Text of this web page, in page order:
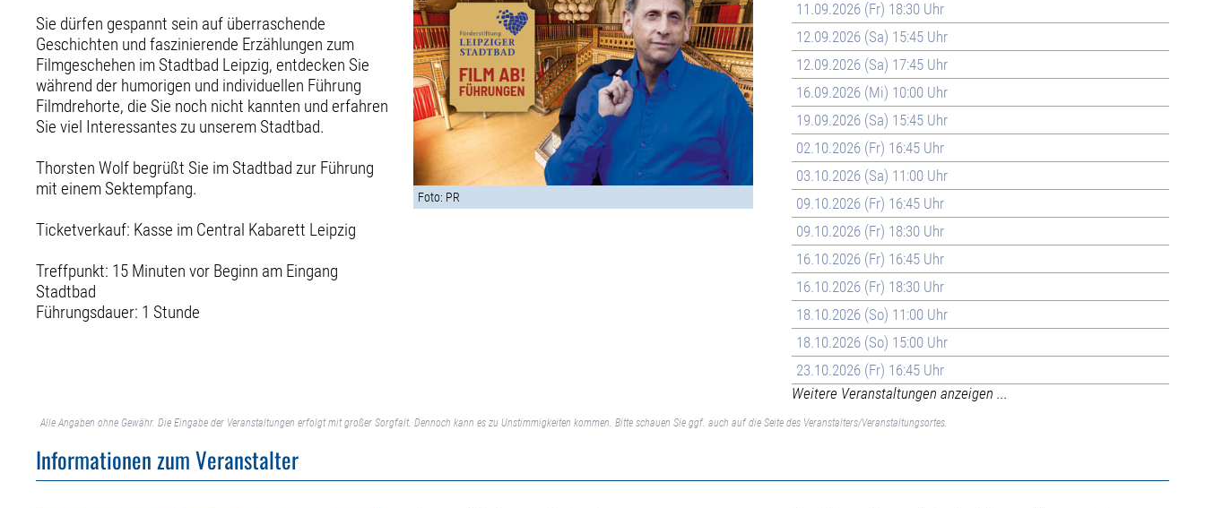
Sie dürfen gespannt sein auf überraschende
Geschichten und faszinierende Erzählungen zum
Filmgeschehen im Stadtbad Leipzig, entdecken Sie
während der humorigen und individuellen Führung
Filmdrehorte, die Sie noch nicht kannten und erfahren
Sie viel Interessantes zu unserem Stadtbad.
Thorsten Wolf begrüßt Sie im Stadtbad zur Führung
mit einem Sektempfang.
Ticketverkauf: Kasse im Central Kabarett Leipzig
Treffpunkt: 15 Minuten vor Beginn am Eingang
Stadtbad
Führungsdauer: 1 Stunde
Foto: PR
11.09.2026 (Fr) 18:30 Uhr
12.09.2026 (Sa) 15:45 Uhr
12.09.2026 (Sa) 17:45 Uhr
16.09.2026 (Mi) 10:00 Uhr
19.09.2026 (Sa) 15:45 Uhr
02.10.2026 (Fr) 16:45 Uhr
03.10.2026 (Sa) 11:00 Uhr
09.10.2026 (Fr) 16:45 Uhr
09.10.2026 (Fr) 18:30 Uhr
16.10.2026 (Fr) 16:45 Uhr
16.10.2026 (Fr) 18:30 Uhr
18.10.2026 (So) 11:00 Uhr
18.10.2026 (So) 15:00 Uhr
23.10.2026 (Fr) 16:45 Uhr
Weitere Veranstaltungen anzeigen ...
Alle Angaben ohne Gewähr. Die Eingabe der Veranstaltungen erfolgt mit großer Sorgfalt. Dennoch kann es zu Unstimmigkeiten kommen. Bitte schauen Sie ggf. auch auf die Seite des Veranstalters/Veranstaltungsortes.
Informationen zum Veranstalter